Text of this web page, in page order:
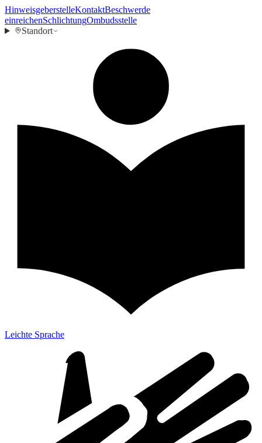
HinweisgeberstelleKontaktBeschwerde
einreichenSchlichtungOmbudsstelle
Standort
Leichte Sprache